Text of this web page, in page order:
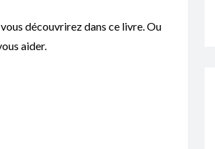
découvrirez dans ce livre. Ou
aider.